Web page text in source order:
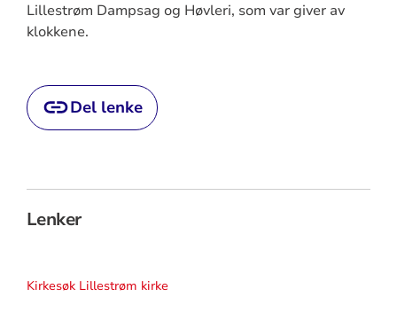
Lillestrøm Dampsag og Høvleri, som var giver av
klokkene.
Del lenke
Lenker
Kirkesøk Lillestrøm kirke